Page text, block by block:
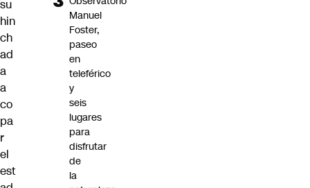
su
hin
ch
ad
a
a
co
pa
r
el
est
Manuel
Foster,
paseo
en
teleférico
y
seis
lugares
para
disfrutar
de
la